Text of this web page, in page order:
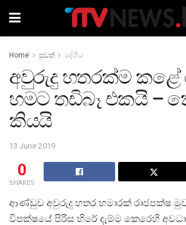
Home පුවත් දේශීය
අවුරුදු හතරක්ම කළේ
හමට තඩිබෑ එකයි –
කියයි
13 June 2019
0
SHARES
ආණ්ඩුව අවුරුදු හතර හමාරක් රාජපක්ෂ
විපක්ෂයේ පිරිස හිරේ දැම්ම කෙරෙහි